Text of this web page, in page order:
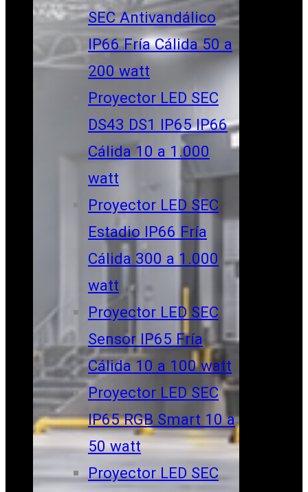
SEC Antivandálico
IP66 Fría Cálida 50 a
200 watt
Proyector LED SEC
DS43 DS1 IP65 IP66
Cálida 10 a 1.000
watt
Proyector LED SEC
Estadio IP66 Fría
Cálida 300 a 1.000
watt
Proyector LED SEC
Sensor IP65 Fría
Cálida 10 a 100 watt
Proyector LED SEC
IP65 RGB Smart 10 a
50 watt
Proyector LED SEC